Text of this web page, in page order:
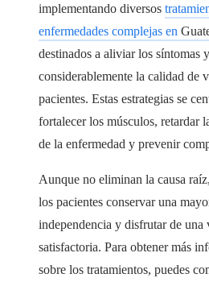
implementando diversos
enfermedades complejas en
destinados a aliviar los síntomas
considerablemente la calidad de
pacientes. Estas estrategias se
fortalecer los músculos, retardar
de la enfermedad y prevenir
Aunque no eliminan la causa
los pacientes conservar una
independencia y disfrutar de una
satisfactoria. Para obtener más
sobre los tratamientos, puedes